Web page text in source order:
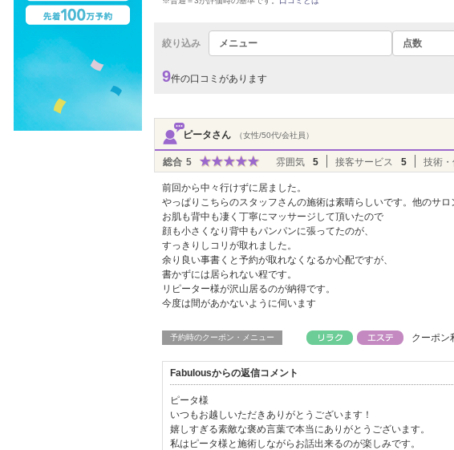
絞り込み メニュー 点数
9件の口コミがあります
ピータさん （女性/50代/会社員）
総合 5 雰囲気 5 接客サービス 5 技術・
前回から中々行けずに居ました。
やっぱりこちらのスタッフさんの施術は素晴らしいです。他のサロ
お肌も背中も凄く丁寧にマッサージして頂いたので
顔も小さくなり背中もパンパンに張ってたのが、
すっきりしコリが取れました。
余り良い事書くと予約が取れなくなるか心配ですが、
書かずには居られない程です。
リピーター様が沢山居るのが納得です。
今度は間があかないように伺います
予約時のクーポン・メニュー クーポン
Fabulousからの返信コメント
ピータ様
いつもお越しいただきありがとうございます！
嬉しすぎる素敵な褒め言葉で本当にありがとうございます。
私はピータ様と施術しながらお話出来るのが楽しみです。